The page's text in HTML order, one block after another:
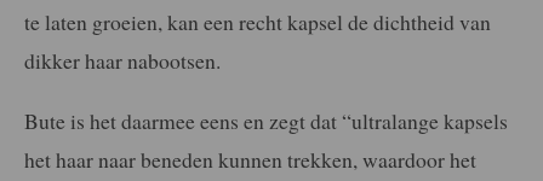
te laten groeien, kan een recht kapsel de dichtheid van
dikker haar nabootsen.
Bute is het daarmee eens en zegt dat “ultralange kapsels
het haar naar beneden kunnen trekken, waardoor het